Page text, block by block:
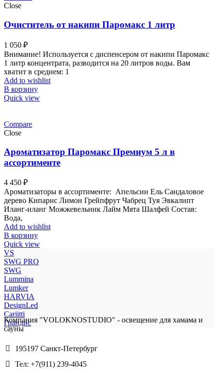
Close
Очиститель от накипи Паромакс 1 литр
1 050 ₽
Внимание! Используется с диспенсером от накипи Паромакс
1 литр концентрата, разводится на 20 литров воды. Вам
хватит в среднем: 1
Add to wishlist
В корзину
Quick view
Compare
Close
Ароматизатор Паромакс Премиум 5 л в
ассортименте
4 450 ₽
Ароматизаторы в ассортименте: Апельсин Ель Сандаловое
дерево Кипарис Лимон Грейпфрут Чабрец Туя Эвкалипт
Иланг-иланг Можжевельник Лайм Мята Шалфей Состав:
Вода,
Add to wishlist
В корзину
Quick view
VS
SWG PRO
SWG
Lummina
Lumker
HARVIA
DesignLed
Cariitti
Грандис
Компания "VOLOKNOSTUDIO" - освещение для хамама и
сауны
195197 Санкт-Петербург
Тел: +7(911) 239-4045